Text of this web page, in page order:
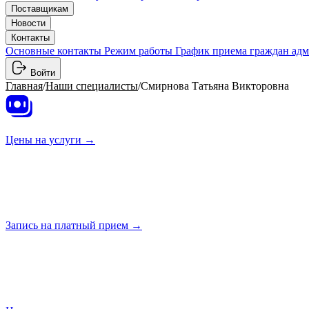
Поставщикам
Новости
Контакты
Основные контакты Режим работы График приема граждан
Войти
Главная/Наши специалисты/Смирнова Татьяна Викторовна
Цены на услуги →
Запись на платный прием →